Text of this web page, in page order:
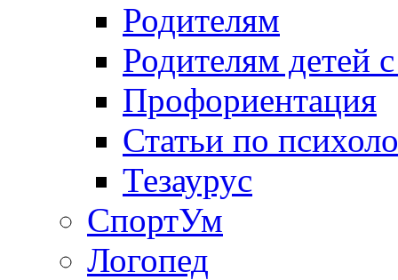
Родителям
Родителям детей
Профориентация
Статьи по
Тезаурус
СпортУм
Логопед